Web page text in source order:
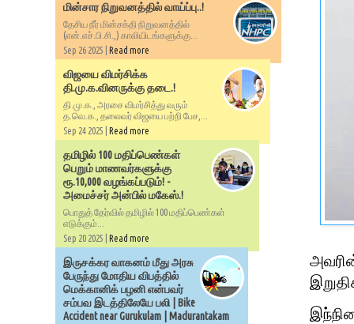
மின்சார நிறுவனத்தில் வாய்ப்பு..!
தேசிய நீர் மின்சக்தி நிறுவனத்தில்
(என்.எச்.பி.சி.,) காலியிடங்களுக்கு...
Sep 26 2025 | Read more
விஜயை விமர்சிக்க
தி.மு.க.வினருக்கு தடை.!
தி.மு.க., அரசை விமர்சித்து வரும்
த.வெ.க., தலைவர் விஜயை பற்றி பேச,...
Sep 24 2025 | Read more
தமிழில் 100 மதிப்பெண்கள்
பெறும் மாணவர்களுக்கு
ரூ.10,000 வழங்கப்படும்! -
அமைச்சர் அன்பில் மகேஸ்.!
பொதுத் தேர்வில் தமிழில் 100 மதிப்பெண்கள்
எடுக்கும்...
Sep 20 2025 | Read more
இருசக்கர வாகனம் மீது அரசு
பேருந்து மோதிய விபத்தில்
மெக்கானிக் பழனி என்பவர்
சம்பவ இடத்திலேயே பலி | Bike
Accident near Gurukulam | Madurantakam